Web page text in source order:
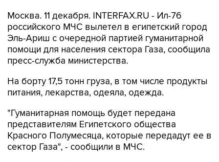
Москва. 11 декабря. INTERFAX.RU - Ил-76
российского МЧС вылетел в египетский город
Эль-Ариш с очередной партией гуманитарной
помощи для населения сектора Газа, сообщила
пресс-служба министерства.
На борту 17,5 тонн груза, в том числе продукты
питания, лекарства, одеяла, одежда.
"Гуманитарная помощь будет передана
представителям Египетского общества
Красного Полумесяца, которые передадут ее в
сектор Газа", - сообщили в МЧС.